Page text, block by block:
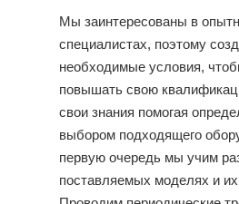
Мы заинтересованы в
специалистах, поэтому
необходимые условия,
повышать свою
свои знания помогая
выбором подходящего
первую очередь мы учим
поставляемых моделях и их